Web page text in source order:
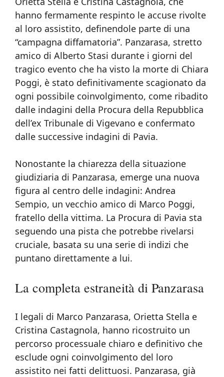
hanno fermamente respinto le accuse rivolte
al loro assistito, definendole parte di una
“campagna diffamatoria”. Panzarasa, stretto
amico di Alberto Stasi durante i giorni del
tragico evento che ha visto la morte di Chiara
Poggi, è stato definitivamente scagionato da
ogni possibile coinvolgimento, come ribadito
dalle indagini della Procura della Repubblica
dell’ex Tribunale di Vigevano e confermato
dalle successive indagini di Pavia.
Nonostante la chiarezza della situazione
giudiziaria di Panzarasa, emerge una nuova
figura al centro delle indagini: Andrea
Sempio, un vecchio amico di Marco Poggi,
fratello della vittima. La Procura di Pavia sta
seguendo una pista che potrebbe rivelarsi
cruciale, basata su una serie di indizi che
puntano direttamente a lui.
La completa estraneità di Panzarasa
I legali di Marco Panzarasa, Orietta Stella e
Cristina Castagnola, hanno ricostruito un
percorso processuale chiaro e definitivo che
esclude ogni coinvolgimento del loro
assistito nei fatti delittuosi. Panzarasa, già